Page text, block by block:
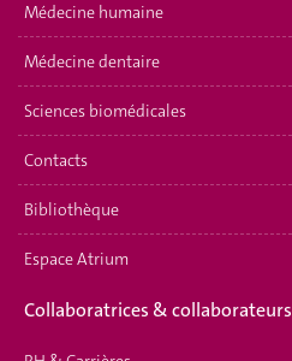
Médecine humaine
Médecine dentaire
Sciences biomédicales
Contacts
Bibliothèque
Espace Atrium
Collaboratrices & collaborateurs